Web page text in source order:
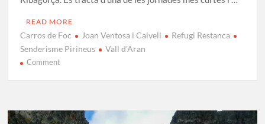
READ MORE
Carros de Foc Joan Ventosa i Calvell
Refugi Restanca
Senderisme Pirineus
Vall d'Aran
Commenton
Etapa